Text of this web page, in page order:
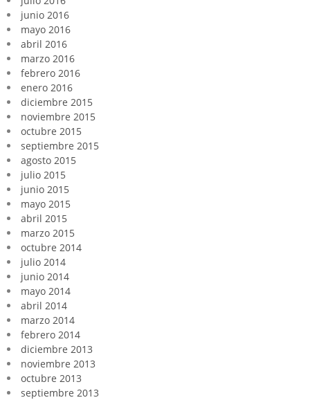
junio 2016
mayo 2016
abril 2016
marzo 2016
febrero 2016
enero 2016
diciembre 2015
noviembre 2015
octubre 2015
septiembre 2015
agosto 2015
julio 2015
junio 2015
mayo 2015
abril 2015
marzo 2015
octubre 2014
julio 2014
junio 2014
mayo 2014
abril 2014
marzo 2014
febrero 2014
diciembre 2013
noviembre 2013
octubre 2013
septiembre 2013